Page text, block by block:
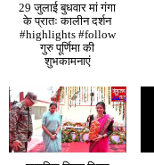
29 जुलाई बुधवार मां गंगा
के प्रातः कालीन दर्शन
#highlights #follow
गुरु पूर्णिमा की
शुभकामनाएं